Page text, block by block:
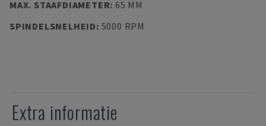
MAX. STAAFDIAMETER: 65 MM
SPINDELSNELHEID: 5000 RPM
Extra informatie